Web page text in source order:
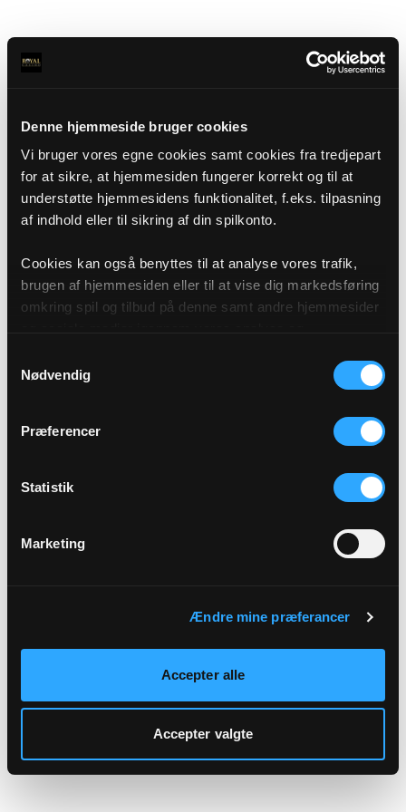
Denne hjemmeside bruger cookies
Vi bruger vores egne cookies samt cookies fra tredjepart
for at sikre, at hjemmesiden fungerer korrekt og til at
understøtte hjemmesidens funktionalitet, f.eks. tilpasning
af indhold eller til sikring af din spilkonto.
Cookies kan også benyttes til at analyse vores trafik,
brugen af hjemmesiden eller til at vise dig markedsføring
omkring spil og tilbud på denne samt andre hjemmesider
af cookies under "Detaljer" eller ved at klikke videre til
vores Cookiepolitik, som du finder i bunden af vores
Nødvendig
Præferencer
Statistik
Marketing
Ændre mine præferancer
Accepter alle
Accepter valgte